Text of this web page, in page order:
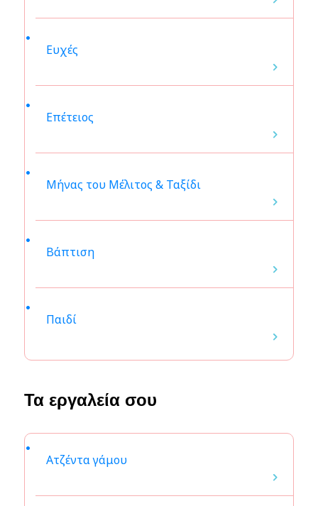
Ευχές
Επέτειος
Μήνας του Μέλιτος & Ταξίδι
Βάπτιση
Παιδί
Τα εργαλεία σου
Ατζέντα γάμου